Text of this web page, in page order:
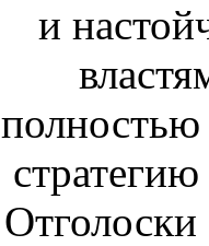
и
Отголоски